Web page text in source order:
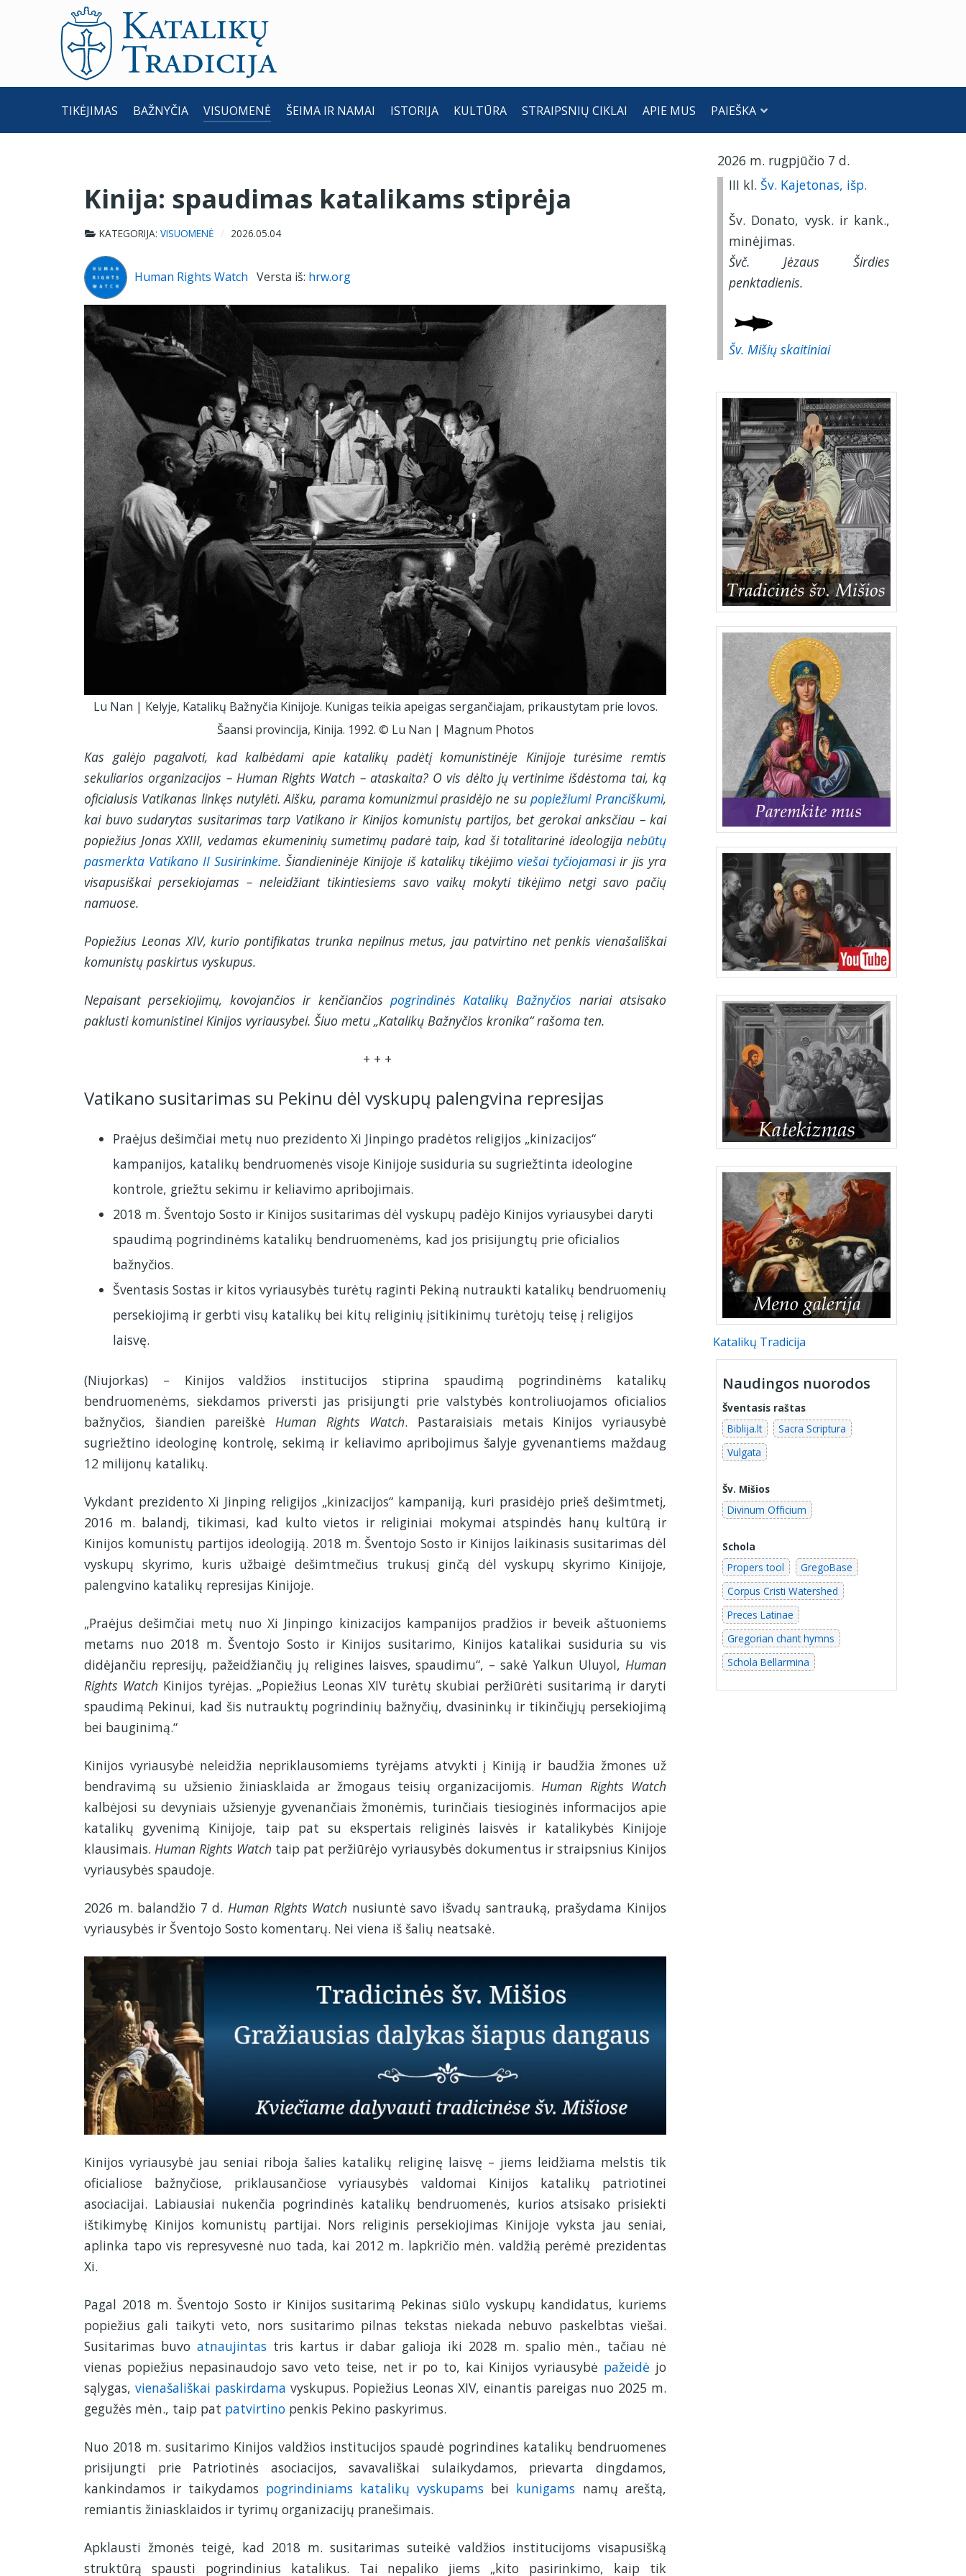
TIKĖJIMAS BAŽNYČIA VISUOMENĖ ŠEIMA IR NAMAI ISTORIJA KULTŪRA STRAIPSNIŲ CIKLAI APIE MUS PAIEŠKA
Kinija: spaudimas katalikams stiprėja
KATEGORIJA: VISUOMENĖ 2026.05.04
Human Rights Watch Versta iš: hrw.org
Lu Nan | Kelyje, Katalikų Bažnyčia Kinijoje. Kunigas teikia apeigas sergančiajam, prikaustytam prie lovos.
Šaansi provincija, Kinija. 1992. © Lu Nan | Magnum Photos
Kas galėjo pagalvoti, kad kalbėdami apie katalikų padėtį komunistinėje Kinijoje turėsime remtis
sekuliarios organizacijos – Human Rights Watch – ataskaita? O vis dėlto jų vertinime išdėstoma tai, ką
oficialusis Vatikanas linkęs nutylėti. Aišku, parama komunizmui prasidėjo ne su popiežiumi Pranciškumi,
kai buvo sudarytas susitarimas tarp Vatikano ir Kinijos komunistų partijos, bet gerokai anksčiau – kai
popiežius Jonas XXIII, vedamas ekumeninių sumetimų padarė taip, kad ši totalitarinė ideologija nebūtų
pasmerkta Vatikano II Susirinkime. Šiandieninėje Kinijoje iš katalikų tikėjimo viešai tyčiojamasi ir jis yra
visapusiškai persekiojamas – neleidžiant tikintiesiems savo vaikų mokyti tikėjimo netgi savo pačių
namuose.
Popiežius Leonas XIV, kurio pontifikatas trunka nepilnus metus, jau patvirtino net penkis vienašališkai
komunistų paskirtus vyskupus.
Nepaisant persekiojimų, kovojančios ir kenčiančios pogrindinės Katalikų Bažnyčios nariai atsisako
paklusti komunistinei Kinijos vyriausybei. Šiuo metu „Katalikų Bažnyčios kronika“rašoma ten.
+ + +
Vatikano susitarimas su Pekinu dėl vyskupų palengvina represijas
Praėjus dešimčiai metų nuo prezidento Xi Jinpingo pradėtos religijos „kinizacijos“
kampanijos, katalikų bendruomenės visoje Kinijoje susiduria su sugriežtinta ideologine
kontrole, griežtu sekimu ir keliavimo apribojimais.
2018 m. Šventojo Sosto ir Kinijos susitarimas dėl vyskupų padėjo Kinijos vyriausybei daryti
spaudimą pogrindinėms katalikų bendruomenėms, kad jos prisijungtų prie oficialios
bažnyčios.
Šventasis Sostas ir kitos vyriausybės turėtų raginti Pekiną nutraukti katalikų bendruomenių
persekiojimą ir gerbti visų katalikų bei kitų religinių įsitikinimų turėtojų teisę į religijos
laisvę.
(Niujorkas) – Kinijos valdžios institucijos stiprina spaudimą pogrindinėms katalikų
bendruomenėms, siekdamos priversti jas prisijungti prie valstybės kontroliuojamos oficialios
bažnyčios, šiandien pareiškė Human Rights Watch. Pastaraisiais metais Kinijos vyriausybė
sugriežtino ideologinę kontrolę, sekimą ir keliavimo apribojimus šalyje gyvenantiems maždaug
12 milijonų katalikų.
Vykdant prezidento Xi Jinping religijos „kinizacijos“ kampaniją, kuri prasidėjo prieš dešimtmetį,
2016 m. balandį, tikimasi, kad kulto vietos ir religiniai mokymai atspindės hanų kultūrą ir
Kinijos komunistų partijos ideologiją. 2018 m. Šventojo Sosto ir Kinijos laikinasis susitarimas dėl
vyskupų skyrimo, kuris užbaigė dešimtmečius trukusį ginčą dėl vyskupų skyrimo Kinijoje,
palengvino katalikų represijas Kinijoje.
„Praėjus dešimčiai metų nuo Xi Jinpingo kinizacijos kampanijos pradžios ir beveik aštuoniems
metams nuo 2018 m. Šventojo Sosto ir Kinijos susitarimo, Kinijos katalikai susiduria su vis
didėjančiu represijų, pažeidžiančių jų religines laisves, spaudimu“, – sakė Yalkun Uluyol, Human
Rights Watch Kinijos tyrėjas. „Popiežius Leonas XIV turėtų skubiai peržiūrėti susitarimą ir daryti
spaudimą Pekinui, kad šis nutrauktų pogrindinių bažnyčių, dvasininkų ir tikinčiųjų persekiojimą
bei bauginimą.“
Kinijos vyriausybė neleidžia nepriklausomiems tyrėjams atvykti į Kiniją ir baudžia žmones už
bendravimą su užsienio žiniasklaida ar žmogaus teisių organizacijomis. Human Rights Watch
kalbėjosi su devyniais užsienyje gyvenančiais žmonėmis, turinčiais tiesioginės informacijos apie
katalikų gyvenimą Kinijoje, taip pat su ekspertais religinės laisvės ir katalikybės Kinijoje
klausimais. Human Rights Watch taip pat peržiūrėjo vyriausybės dokumentus ir straipsnius Kinijos
vyriausybės spaudoje.
2026 m. balandžio 7 d. Human Rights Watch nusiuntė savo išvadų santrauką, prašydama Kinijos
vyriausybės ir Šventojo Sosto komentarų. Nei viena iš šalių neatsakė.
Kinijos vyriausybė jau seniai riboja šalies katalikų religinę laisvę – jiems leidžiama melstis tik
oficialiose bažnyčiose, priklausančiose vyriausybės valdomai Kinijos katalikų patriotinei
asociacijai. Labiausiai nukenčia pogrindinės katalikų bendruomenės, kurios atsisako prisiekti
ištikimybę Kinijos komunistų partijai. Nors religinis persekiojimas Kinijoje vyksta jau seniai,
aplinka tapo vis represyvesnė nuo tada, kai 2012 m. lapkričio mėn. valdžią perėmė prezidentas
Xi.
Pagal 2018 m. Šventojo Sosto ir Kinijos susitarimą Pekinas siūlo vyskupų kandidatus, kuriems
popiežius gali taikyti veto, nors susitarimo pilnas tekstas niekada nebuvo paskelbtas viešai.
Susitarimas buvo atnaujintas tris kartus ir dabar galioja iki 2028 m. spalio mėn., tačiau nė
vienas popiežius nepasinaudojo savo veto teise, net ir po to, kai Kinijos vyriausybė pažeidė jo
sąlygas, vienašališkai paskirdama vyskupus. Popiežius Leonas XIV, einantis pareigas nuo 2025 m.
gegužės mėn., taip pat patvirtino penkis Pekino paskyrimus.
Nuo 2018 m. susitarimo Kinijos valdžios institucijos spaudė pogrindines katalikų bendruomenes
prisijungti prie Patriotinės asociacijos, savavališkai sulaikydamos, prievarta dingdamos,
kankindamos ir taikydamos pogrindiniams katalikų vyskupams bei kunigams namų areštą,
remiantis žiniasklaidos ir tyrimų organizacijų pranešimais.
Apklausti žmonės teigė, kad 2018 m. susitarimas suteikė valdžios institucijoms visapusišką
struktūrą spausti pogrindinius katalikus. Tai nepaliko jiems „kito pasirinkimo, kaip tik
2026 m. rugpjūčio 7 d.
III kl. Šv. Kajetonas, išp.
Šv. Donato, vysk. ir kank.,
minėjimas.
Švč. Jėzaus Širdies
penktadienis.
Šv. Mišių skaitiniai
Katalikų Tradicija
Naudingos nuorodos
Šventasis raštas
Biblija.lt
Sacra Scriptura
Vulgata
Šv. Mišios
Divinum Officium
Schola
Propers tool
GregoBase
Corpus Cristi Watershed
Preces Latinae
Gregorian chant hymns
Schola Bellarmina